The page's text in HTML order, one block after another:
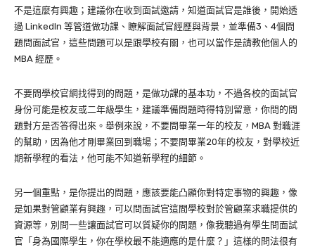
不是這麼有興趣；建議你在收到面試邀請，知道面試官是誰後，開始透
過 LinkedIn 等管道做功課、瞭解面試官經歷與背景，並準備3 、 4個問
題問面試官，這些問題可以是跟學校有關，也可以當作是請教他個人的
MBA 經歷。
不要問學校官網找得到的問題，是做功課的基本功，不過各校的面試官
身份可能是校友或二年級學生，建議準備問題時得特別留意，你問的問
題對方是否答得出來。舉例來說，不要問畢業一年的校友， MBA 對職涯
的幫助，因為他才剛畢業回到職場；不要問畢業20年的校友，對學校近
期新學程的看法，他可能不知道新學程的細節。
另一個重點，是你提出的問題，應該要能凸顯你對特定事物的興趣，像
是如果對管顧業有興趣，可以問面試官這間學校對於管顧業求職提供的
資源等，別問一些讓面試官可以質疑你的問題，像我聽過有學生問面試
官「身為國際學生，你在學校最不能適應的是什麼？」這樣的問法很有